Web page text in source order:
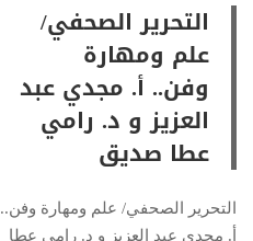
التحرير الصحفي/
علم ومهارة
وفن.. أ. مجدي عبد
العزيز و د. رامي
عطا صديق
التحرير الصحفي/ علم ومهارة وفن..
أ. مجدي عبد العزيز و د. رامي عطا